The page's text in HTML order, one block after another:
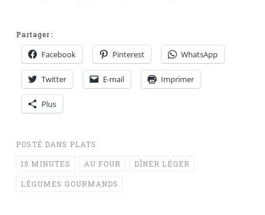
Partager :
Facebook Pinterest WhatsApp
Twitter E-mail Imprimer
Plus
POSTÉ DANS PLATS
15 MINUTES AU FOUR DÎNER LÉGER
LÉGUMES GOURMANDS